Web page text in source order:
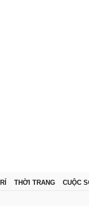
THỜI TRANG CUỘC